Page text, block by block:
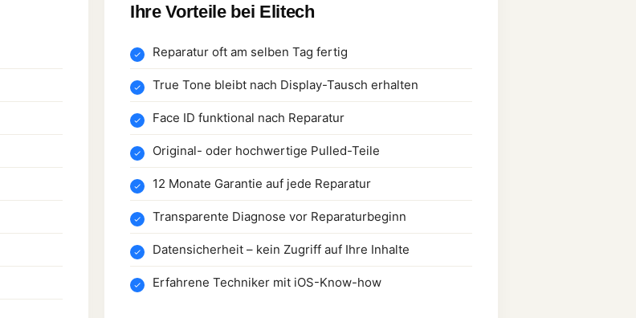
Ihre Vorteile bei Elitech
Reparatur oft am selben Tag fertig
True Tone bleibt nach Display-Tausch erhalten
Face ID funktional nach Reparatur
Original- oder hochwertige Pulled-Teile
12 Monate Garantie auf jede Reparatur
Transparente Diagnose vor Reparaturbeginn
Datensicherheit – kein Zugriff auf Ihre Inhalte
Erfahrene Techniker mit iOS-Know-how